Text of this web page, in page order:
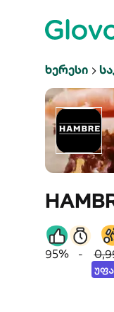
Ხერესი
95% -